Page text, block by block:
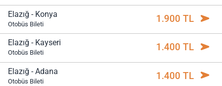
Elazığ - Konya
Otobüs Bileti 1.900 TL
Elazığ - Kayseri
Otobüs Bileti 1.400 TL
Elazığ - Adana
Otobüs Bileti 1.400 TL